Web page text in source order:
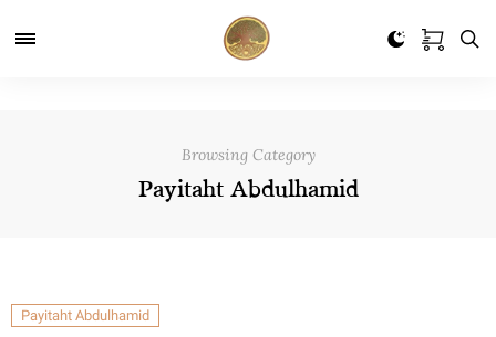
Browsing Category
Payitaht Abdulhamid
Payitaht Abdulhamid